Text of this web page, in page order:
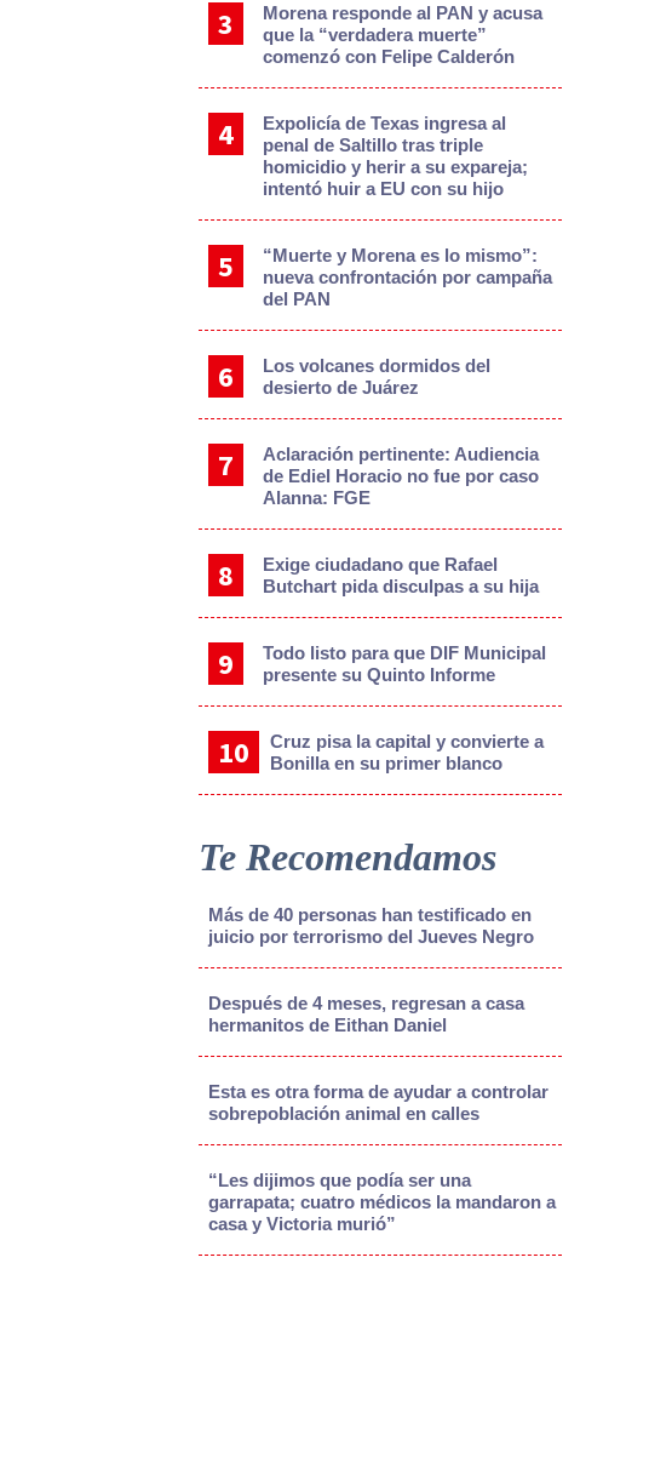
Morena responde al PAN y acusa
que la “verdadera muerte”
comenzó con Felipe Calderón
Expolicía de Texas ingresa al
penal de Saltillo tras triple
homicidio y herir a su expareja;
intentó huir a EU con su hijo
“Muerte y Morena es lo mismo”:
nueva confrontación por campaña
del PAN
Los volcanes dormidos del
desierto de Juárez
Aclaración pertinente: Audiencia
de Ediel Horacio no fue por caso
Alanna: FGE
Exige ciudadano que Rafael
Butchart pida disculpas a su hija
Todo listo para que DIF Municipal
presente su Quinto Informe
Cruz pisa la capital y convierte a
Bonilla en su primer blanco
Te Recomendamos
Más de 40 personas han testificado en
juicio por terrorismo del Jueves Negro
Después de 4 meses, regresan a casa
hermanitos de Eithan Daniel
Esta es otra forma de ayudar a controlar
sobrepoblación animal en calles
“Les dijimos que podía ser una
garrapata; cuatro médicos la mandaron a
casa y Victoria murió”